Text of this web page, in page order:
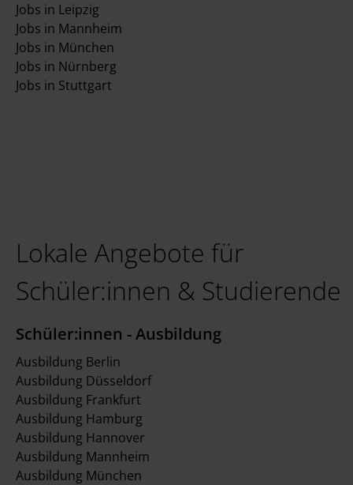
Jobs in Leipzig
Jobs in Mannheim
Jobs in München
Jobs in Nürnberg
Jobs in Stuttgart
Lokale Angebote für
Schüler:innen & Studierende
Schüler:innen - Ausbildung
Ausbildung Berlin
Ausbildung Düsseldorf
Ausbildung Frankfurt
Ausbildung Hamburg
Ausbildung Hannover
Ausbildung Mannheim
Ausbildung München